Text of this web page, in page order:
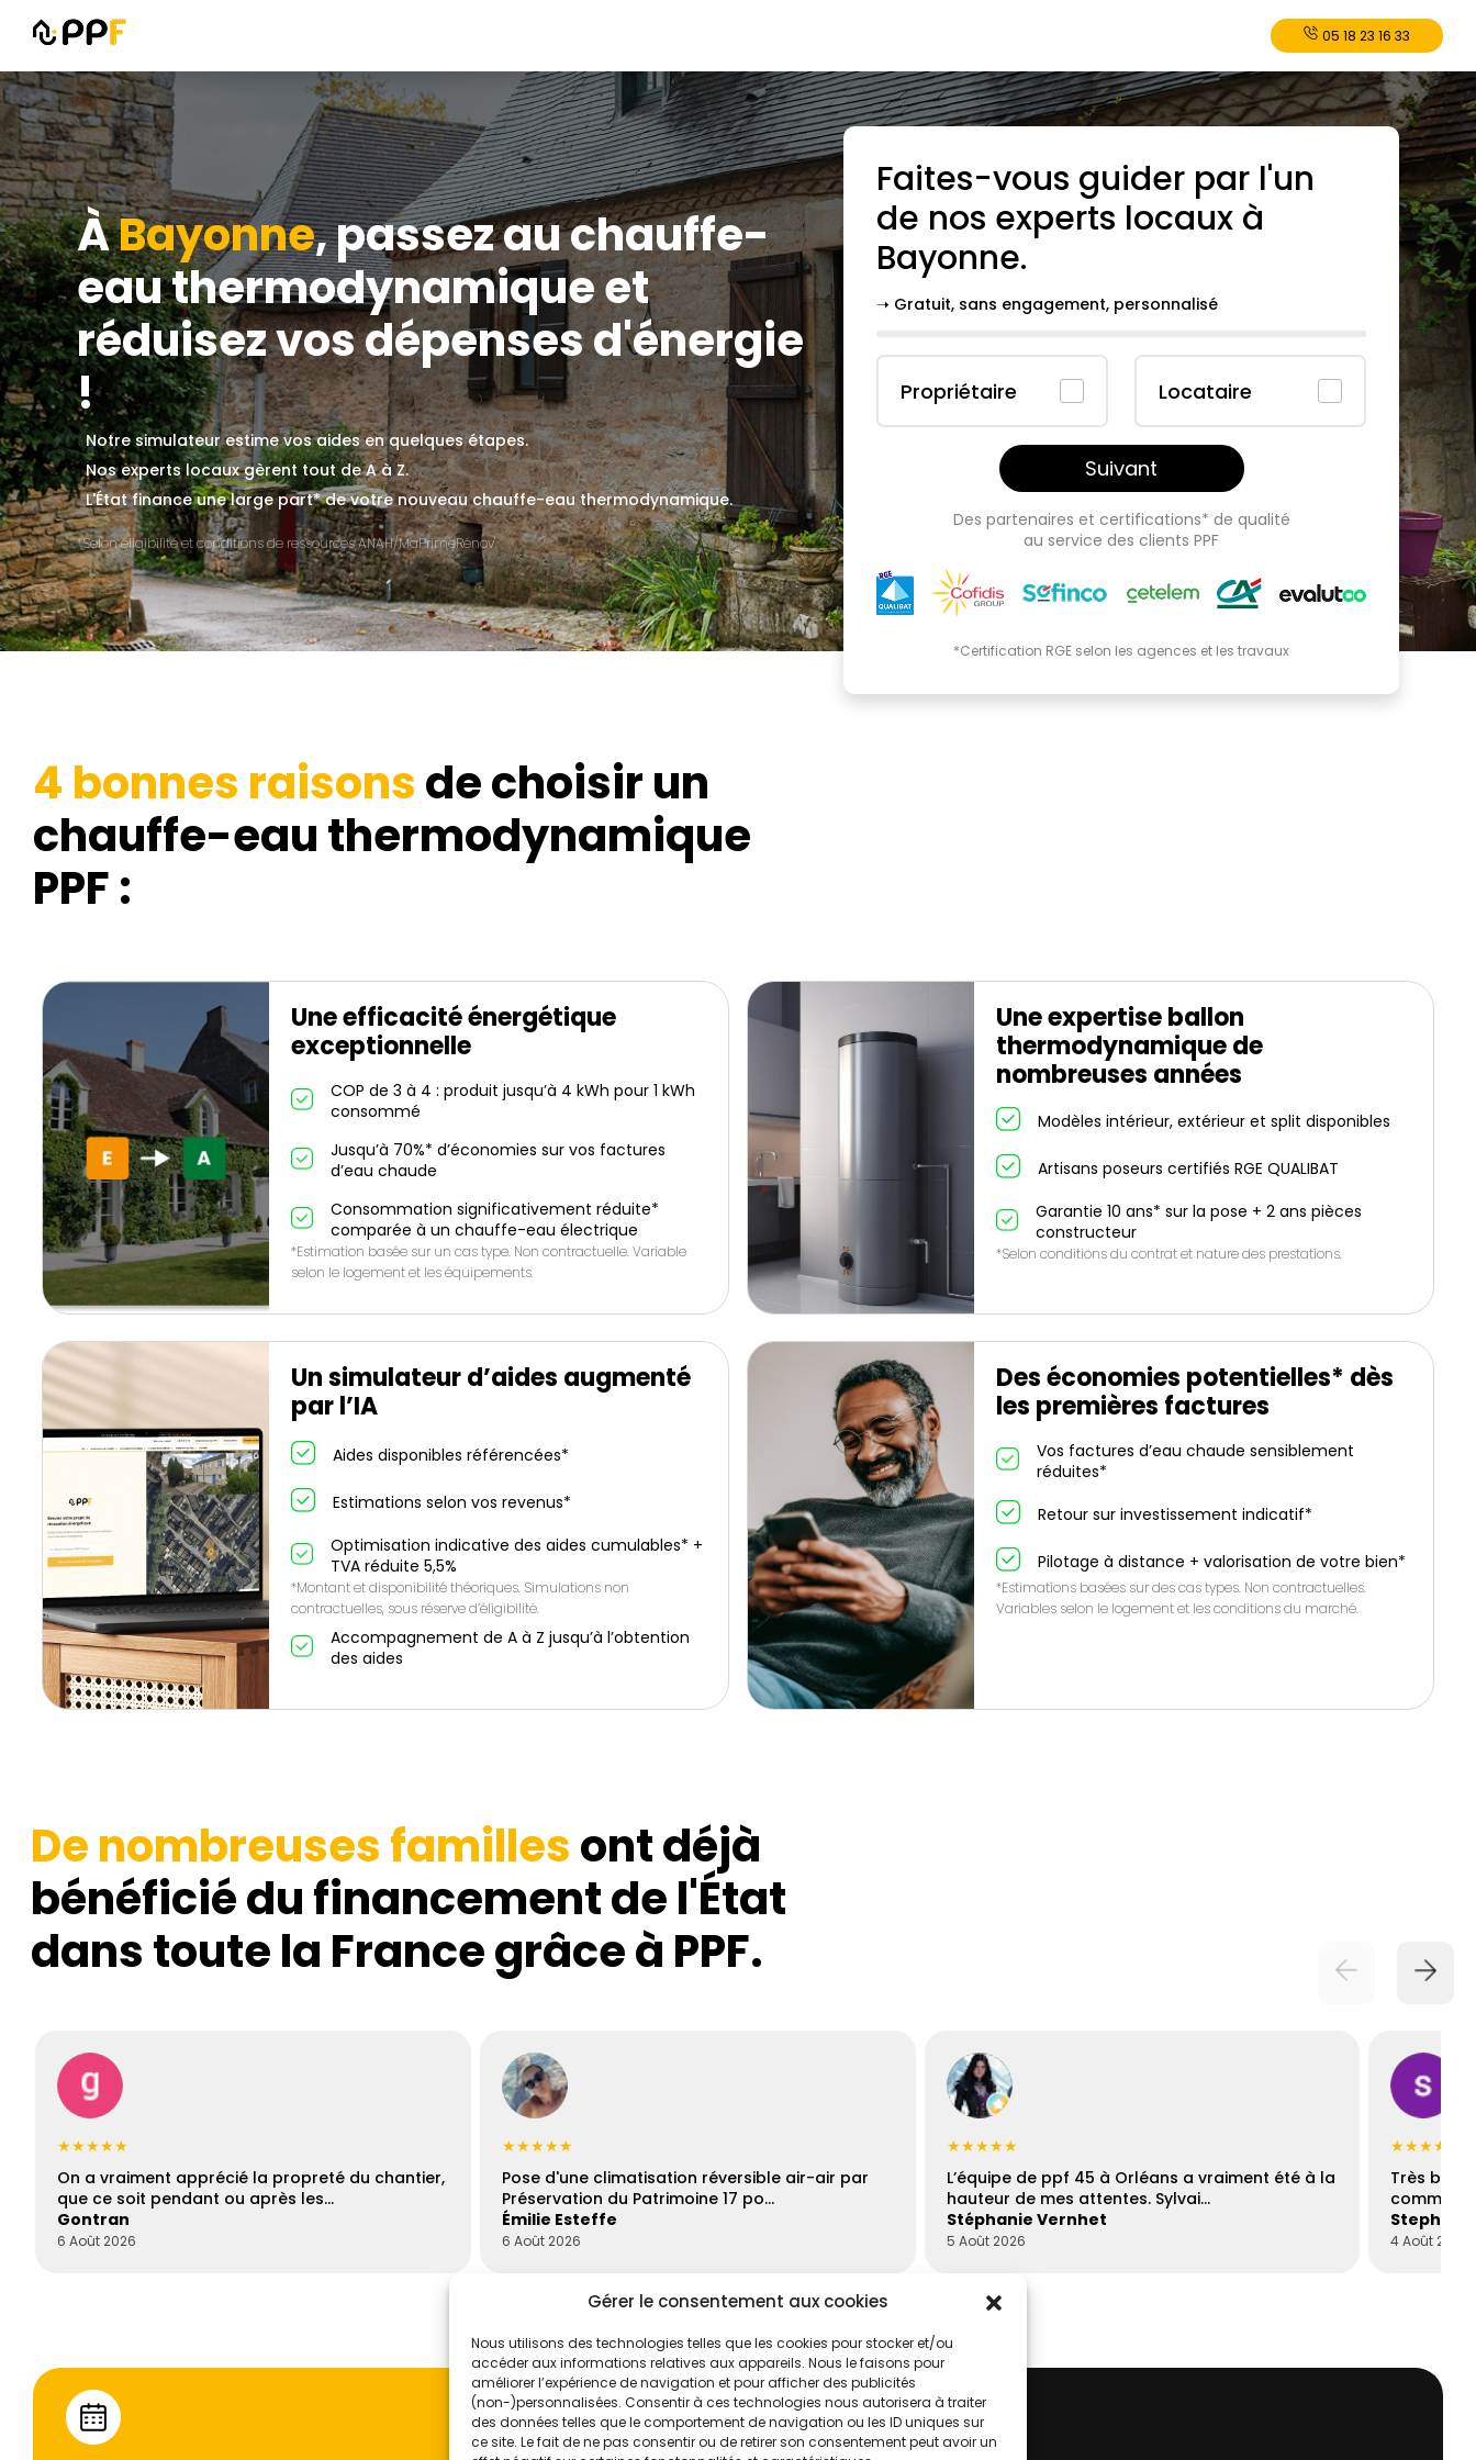
Gérer le consentement aux cookies
Nous utilisons des technologies telles que les cookies pour stocker et/ou
accéder aux informations relatives aux appareils. Nous le faisons pour
améliorer l’expérience de navigation et pour afficher des publicités
(non-)personnalisées. Consentir à ces technologies nous autorisera à traiter
des données telles que le comportement de navigation ou les ID uniques sur
ce site. Le fait de ne pas consentir ou de retirer son consentement peut avoir un
05 18 23 16 33
ÀBayonne, passez au chauffe-
eau thermodynamique et
réduisez vos dépenses d'énergie
!
Notre simulateur estime vos aides en quelques étapes.
Nos experts locaux gèrent tout de A à Z.
L'État finance une large part* de votre nouveau chauffe-eau thermodynamique.
*Selon éligibilité et conditions de ressources ANAH/MaPrimeRénov'.
Faites-vous guider par l'un
de nos experts locaux à
Bayonne.
➝ Gratuit, sans engagement, personnalisé
Propriétaire Locataire
Suivant
Des partenaires et certifications* de qualité
au service des clients PPF
*Certification RGE selon les agences et les travaux
4 bonnes raisonsde choisir un
chauffe-eau thermodynamique
PPF :
Une efficacité énergétique
exceptionnelle
COP de 3 à 4 : produit jusqu’à 4 kWh pour 1 kWh
consommé
Jusqu’à 70%* d’économies sur vos factures
d’eau chaude
Consommation significativement réduite*
comparée à un chauffe-eau électrique
*Estimation basée sur un cas type. Non contractuelle. Variable
selon le logement et les équipements.
Une expertise ballon
thermodynamique de
nombreuses années
Modèles intérieur, extérieur et split disponibles
Artisans poseurs certifiés RGE QUALIBAT
Garantie 10 ans* sur la pose + 2 ans pièces
constructeur
*Selon conditions du contrat et nature des prestations.
Un simulateur d’aides augmenté
par l’IA
Aides disponibles référencées*
Estimations selon vos revenus*
Optimisation indicative des aides cumulables* +
TVA réduite 5,5%
*Montant et disponibilité théoriques. Simulations non
contractuelles, sous réserve d’éligibilité.
Accompagnement de A à Z jusqu’à l’obtention
des aides
Des économies potentielles* dès
les premières factures
Vos factures d’eau chaude sensiblement
réduites*
Retour sur investissement indicatif*
Pilotage à distance + valorisation de votre bien*
*Estimations basées sur des cas types. Non contractuelles.
Variables selon le logement et les conditions du marché.
De nombreuses famillesont déjà
bénéficié du financement de l'État
dans toute la France grâce à PPF.
★★★★★
On a vraiment apprécié la propreté du chantier,
que ce soit pendant ou après les…
Gontran
6 Août 2026
★★★★★
Pose d'une climatisation réversible air-air par
Préservation du Patrimoine 17 po…
Émilie Esteffe
6 Août 2026
★★★★★
L’équipe de ppf 45 à Orléans a vraiment été à la
hauteur de mes attentes. Sylvai…
Stéphanie Vernhet
5 Août 2026
★★★★☆
Très
4 Août 2026